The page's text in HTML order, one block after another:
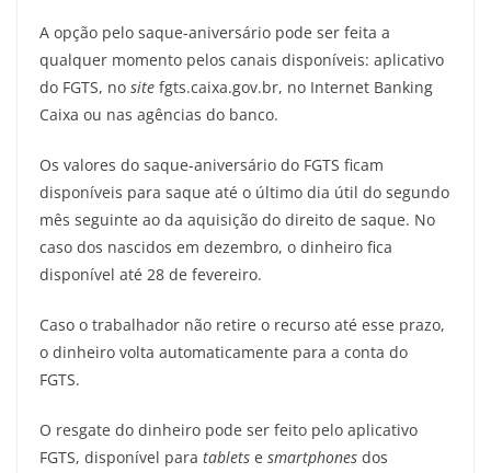
A opção pelo saque-aniversário pode ser feita a
qualquer momento pelos canais disponíveis: aplicativo
do FGTS, no site fgts.caixa.gov.br, no Internet Banking
Caixa ou nas agências do banco.
Os valores do saque-aniversário do FGTS ficam
disponíveis para saque até o último dia útil do segundo
mês seguinte ao da aquisição do direito de saque. No
caso dos nascidos em dezembro, o dinheiro fica
disponível até 28 de fevereiro.
Caso o trabalhador não retire o recurso até esse prazo,
o dinheiro volta automaticamente para a conta do
FGTS.
O resgate do dinheiro pode ser feito pelo aplicativo
FGTS, disponível para tablets e smartphones dos